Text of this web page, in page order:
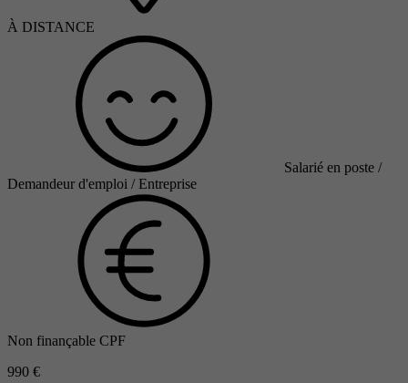
À DISTANCE
Salarié en poste /
Demandeur d'emploi / Entreprise
Non finançable CPF
990 €